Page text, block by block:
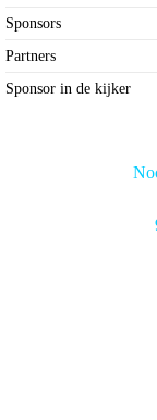
Sponsors
Partners
Sponsor in de kijker